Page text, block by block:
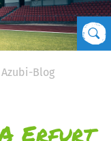
Azubi-Blog
Erfurt